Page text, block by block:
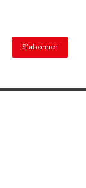
S'abonner